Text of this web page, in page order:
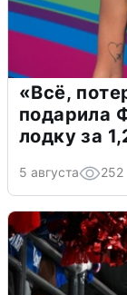
«Всё,
подарила
лодку за
5 августа 252